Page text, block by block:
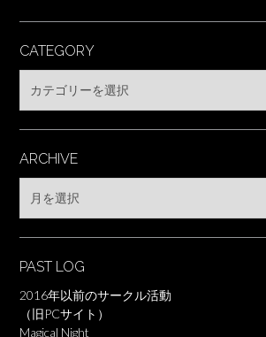
CATEGORY
ARCHIVE
PAST LOG
2016年以前のサークル活動
（旧PCサイト）
Magical Night